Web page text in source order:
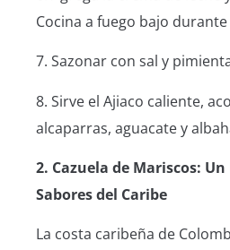
Cocina a fuego bajo
7. Sazonar con sal y
8. Sirve el Ajiaco caliente,
alcaparras, aguacate y
2. Cazuela de Mariscos:
Sabores del Caribe
La costa caribeña de